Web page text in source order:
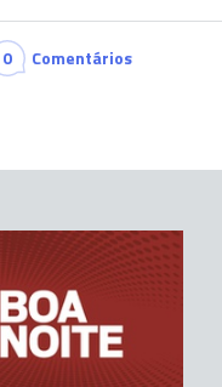
0 Comentários